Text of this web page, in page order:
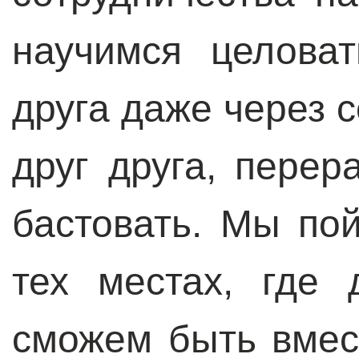
научимся
друга даже через
друг друга,
бастовать. Мы
тех местах, где
сможем быть